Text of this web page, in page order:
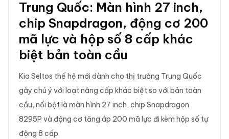
Trung Quốc: Màn hình 27 inch,
chip Snapdragon, động cơ 200
mã lực và hộp số 8 cấp khác
biệt bản toàn cầu
Kia Seltos thế hệ mới dành cho thị trường Trung Quốc
gây chú ý với loạt nâng cấp khác biệt so với bản toàn
cầu, nổi bật là màn hình 27 inch, chip Snapdragon
8295P và động cơ tăng áp 200 mã lực đi kèm hộp số tự
động 8 cấp.